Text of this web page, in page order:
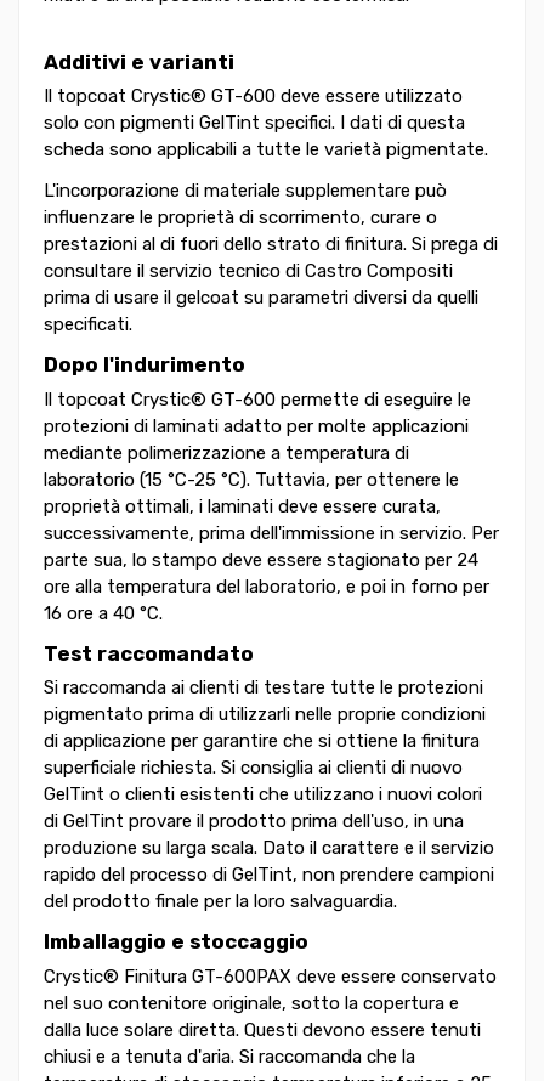
Additivi e varianti
Il topcoat Crystic® GT-600 deve essere utilizzato
solo con pigmenti GelTint specifici. I dati di questa
scheda sono applicabili a tutte le varietà pigmentate.
L'incorporazione di materiale supplementare può
influenzare le proprietà di scorrimento, curare o
prestazioni al di fuori dello strato di finitura. Si prega di
consultare il servizio tecnico di Castro Compositi
prima di usare il gelcoat su parametri diversi da quelli
specificati.
Dopo l'indurimento
Il topcoat Crystic® GT-600 permette di eseguire le
protezioni di laminati adatto per molte applicazioni
mediante polimerizzazione a temperatura di
laboratorio (15 °C-25 °C). Tuttavia, per ottenere le
proprietà ottimali, i laminati deve essere curata,
successivamente, prima dell'immissione in servizio. Per
parte sua, lo stampo deve essere stagionato per 24
ore alla temperatura del laboratorio, e poi in forno per
16 ore a 40 °C.
Test raccomandato
Si raccomanda ai clienti di testare tutte le protezioni
pigmentato prima di utilizzarli nelle proprie condizioni
di applicazione per garantire che si ottiene la finitura
superficiale richiesta. Si consiglia ai clienti di nuovo
GelTint o clienti esistenti che utilizzano i nuovi colori
di GelTint provare il prodotto prima dell'uso, in una
produzione su larga scala. Dato il carattere e il servizio
rapido del processo di GelTint, non prendere campioni
del prodotto finale per la loro salvaguardia.
Imballaggio e stoccaggio
Crystic® Finitura GT-600PAX deve essere conservato
nel suo contenitore originale, sotto la copertura e
dalla luce solare diretta. Questi devono essere tenuti
chiusi e a tenuta d'aria. Si raccomanda che la